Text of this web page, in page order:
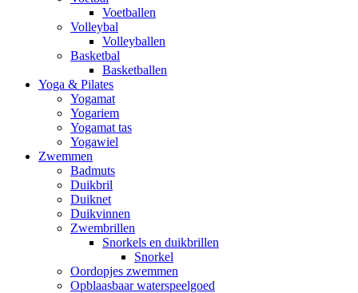
Voetballen
Volleybal
Volleyballen
Basketbal
Basketballen
Yoga & Pilates
Yogamat
Yogariem
Yogamat tas
Yogawiel
Zwemmen
Badmuts
Duikbril
Duiknet
Duikvinnen
Zwembrillen
Snorkels en duikbrillen
Snorkel
Oordopjes zwemmen
Opblaasbaar waterspeelgoed